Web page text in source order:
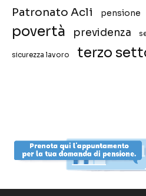
Patronato Acli pensione
povertà previdenza
sicurezza lavoro terzo